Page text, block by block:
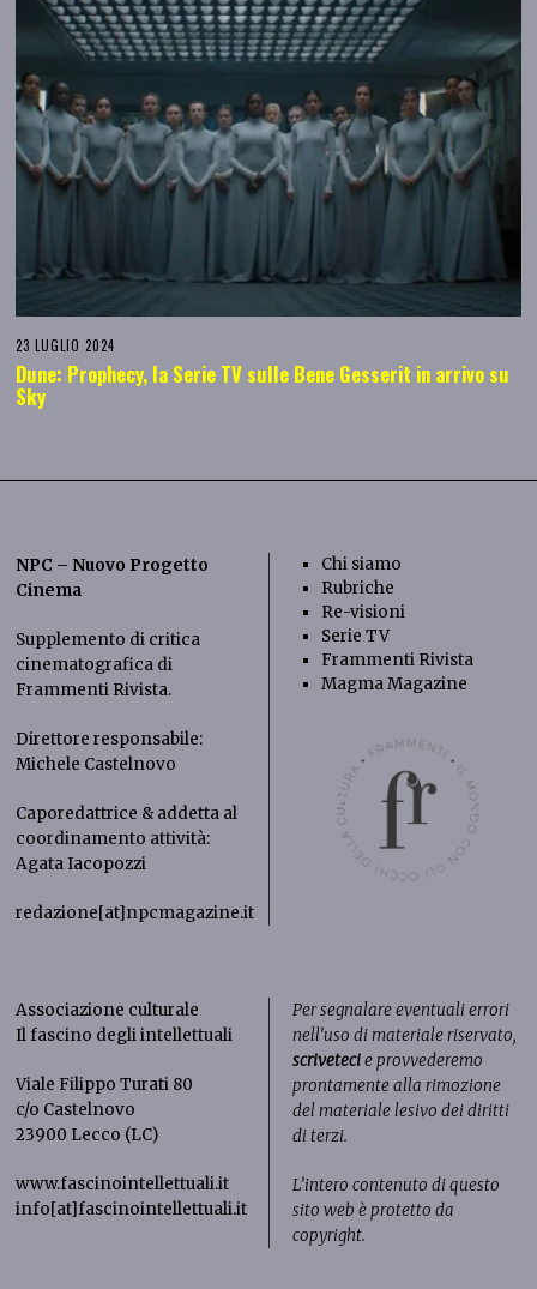
23 LUGLIO 2024
Dune: Prophecy, la Serie TV sulle Bene Gesserit in arrivo su
Sky
NPC – Nuovo Progetto
Cinema
Supplemento di critica
cinematografica di
Frammenti Rivista.
Direttore responsabile:
Michele Castelnovo
Caporedattrice & addetta al
coordinamento attività:
Agata Iacopozzi
redazione[at]npcmagazine.it
Chi siamo
Rubriche
Re-visioni
Serie TV
Frammenti Rivista
Magma Magazine
Associazione culturale
Il fascino degli intellettuali
Viale Filippo Turati 80
c/o Castelnovo
23900 Lecco (LC)
www.fascinointellettuali.it
info[at]fascinointellettuali.it
Per segnalare eventuali errori
nell’uso di materiale riservato,
scrivetecie provvederemo
prontamente alla rimozione
del materiale lesivo dei diritti
di terzi.
L’intero contenuto di questo
sito web è protetto da
copyright.